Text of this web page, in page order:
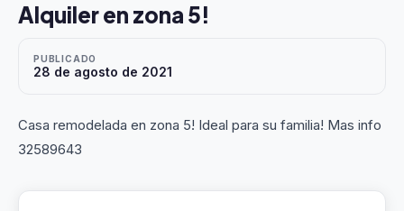
Alquiler en zona 5!
PUBLICADO
28 de agosto de 2021
Casa remodelada en zona 5! Ideal para su familia! Mas info
32589643